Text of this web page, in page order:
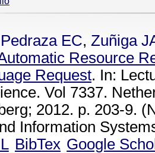
Pedraza EC, Zuñiga
Resource
Request. In:
Vol 7337.
2012. p. 203-9.
Information
BibTex Google